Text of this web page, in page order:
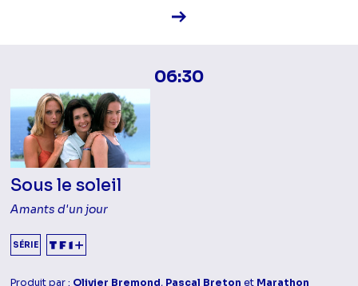
Voir la fiche diffusion
06:30
Sous le soleil
Amants d'un jour
SÉRIE
Produit par : Olivier Bremond, Pascal Breton et Marathon